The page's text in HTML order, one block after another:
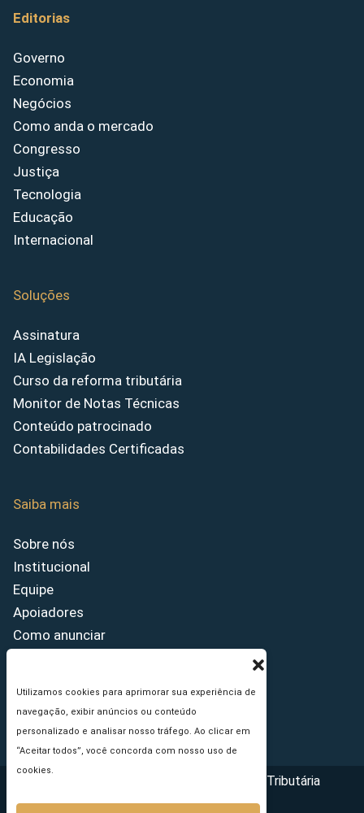
Utilizamos cookies para aprimorar sua experiência de
navegação, exibir anúncios ou conteúdo
personalizado e analisar nosso tráfego. Ao clicar em
“Aceitar todos”, você concorda com nosso uso de
cookies.
Editorias
Governo
Economia
Negócios
Como anda o mercado
Congresso
Justiça
Tecnologia
Educação
Internacional
Soluções
Assinatura
IA Legislação
Curso da reforma tributária
Monitor de Notas Técnicas
Conteúdo patrocinado
Contabilidades Certificadas
Saiba mais
Sobre nós
Institucional
Equipe
Apoiadores
Como anunciar
Princípios Editoriais
Copyright © 2026 - Portal da Reforma Tributária